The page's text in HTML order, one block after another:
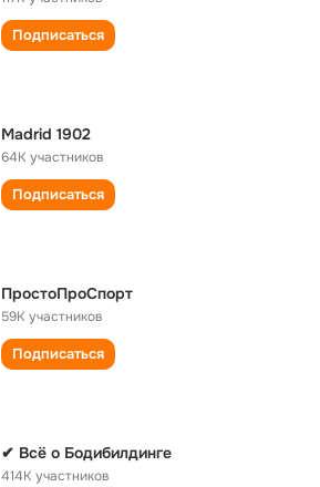
Подписаться
Madrid 1902
64K участников
Подписаться
ПростоПроСпорт
59K участников
Подписаться
✔ Всё о Бодибилдинге
414K участников